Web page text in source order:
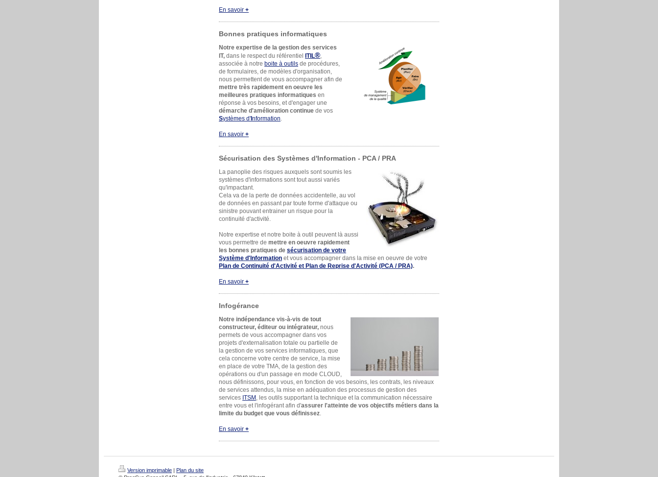
En savoir +
Bonnes pratiques informatiques
Notre expertise de la gestion des services
IT, dans le respect du référentiel ITIL®,
associée à notre boite à outils de procédures,
de formulaires, de modèles d'organisation,
nous permettent de vous accompagner afin de
mettre très rapidement en oeuvre les
meilleures pratiques informatiques en
réponse à vos besoins, et d'engager une
démarche d'amélioration continue de vos
Systèmes d' nformation.
En savoir +
Sécurisation des Systèmes d'Information - PCA / PRA
La panoplie des risques auxquels sont soumis les
systèmes d'informations sont tout aussi variés
qu'impactant.
Cela va de la perte de données accidentelle, au vol
de données en passant par toute forme d'attaque ou
sinistre pouvant entrainer un risque pour la
continuité d'activité.
Notre expertise et notre boite à outil peuvent là aussi
vous permettre de mettre en oeuvre rapidement
les bonnes pratiques de sécurisation de votre
Système d'Information et vous accompagner dans la mise en oeuvre de votre
Plan de Continuité d'Activité et Plan de Reprise d'Activité (PCA / PRA).
En savoir +
Infogérance
Notre indépendance vis-à-vis de tout
constructeur, éditeur ou intégrateur, nous
permets de vous accompagner dans vos
projets d'externalisation totale ou partielle de
la gestion de vos services informatiques, que
cela concerne votre centre de service, la mise
en place de votre TMA, de la gestion des
opérations ou d'un passage en mode CLOUD,
nous définissons, pour vous, en fonction de vos besoins, les contrats, les niveaux
de services attendus, la mise en adéquation des processus de gestion des
services ITSM , les outils supportant la technique et la communication nécessaire
entre vous et l'infogérant afin d'assurer l'atteinte de vos objectifs métiers dans la
limite du budget que vous définissez.
En savoir +
Version imprimable | Plan du site